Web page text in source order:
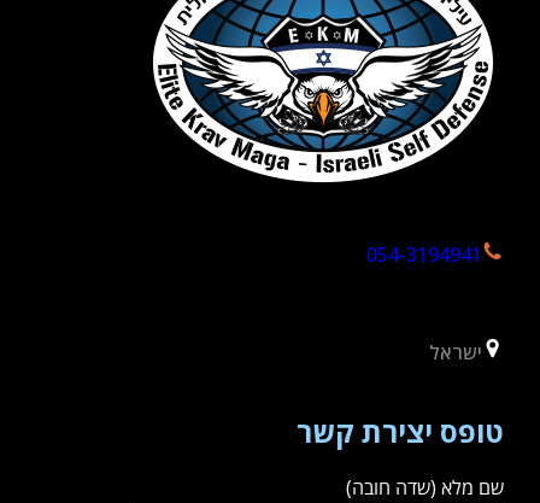
054-3194941
ישראל
טופס יצירת קשר
שם מלא (שדה חובה)